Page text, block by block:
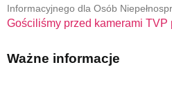
Informacyjnego dla Osób
Gościliśmy przed kamerami TVP
Ważne informacje